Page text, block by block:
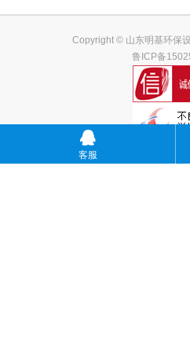
Copyright © 山东明基环保
鲁ICP备
客服